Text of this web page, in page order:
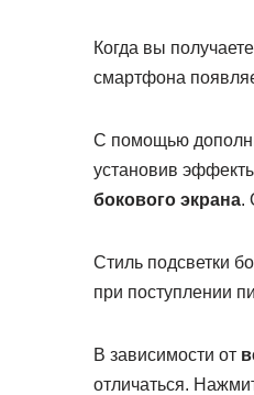
Когда вы
смартфона
С помощью
установив
бокового экрана.
Стиль подсветки
при поступлении
В зависимости от
отличаться.